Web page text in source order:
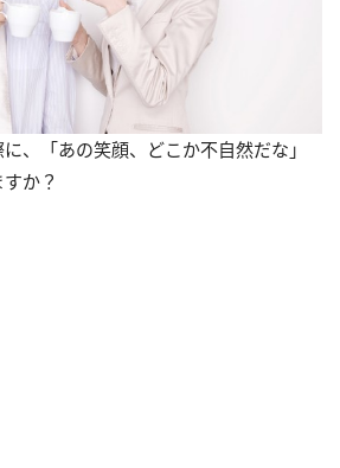
、「あの笑顔、どこか不自然だな」
か？